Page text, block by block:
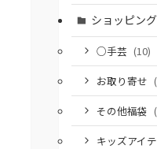
ショッピング
○手芸 (10)
お取り寄せ
その他福袋
キッズアイ